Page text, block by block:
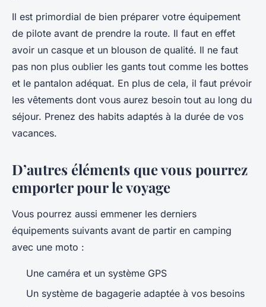
Il est primordial de bien préparer votre équipement
de pilote avant de prendre la route. Il faut en effet
avoir un casque et un blouson de qualité. Il ne faut
pas non plus oublier les gants tout comme les bottes
et le pantalon adéquat. En plus de cela, il faut prévoir
les vêtements dont vous aurez besoin tout au long du
séjour. Prenez des habits adaptés à la durée de vos
vacances.
D’autres éléments que vous pourrez
emporter pour le voyage
Vous pourrez aussi emmener les derniers
équipements suivants avant de partir en camping
avec une moto :
Une caméra et un système GPS
Un système de bagagerie adaptée à vos besoins